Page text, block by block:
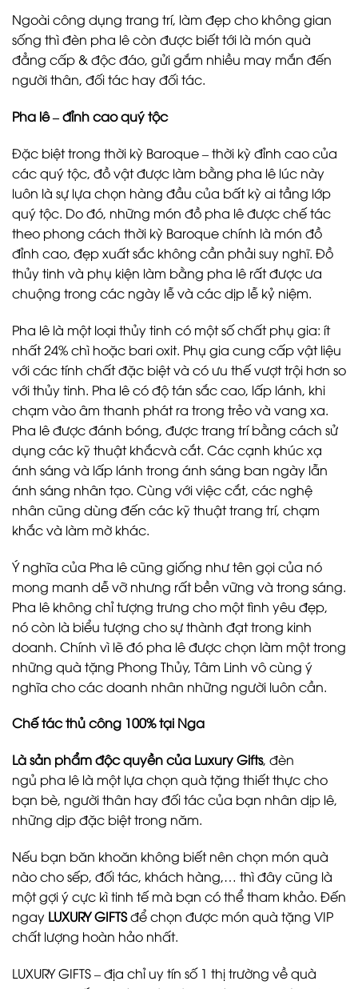
Ngoài công dụng trang trí, làm đẹp cho không gian
sống thì đèn pha lê còn được biết tới là món quà
đẳng cấp & độc đáo, gửi gắm nhiều may mắn đến
người thân, đối tác hay đối tác.
Pha lê – đỉnh cao quý tộc
Đặc biệt trong thời kỳ Baroque – thời kỳ đỉnh cao của
các quý tộc, đồ vật được làm bằng pha lê lúc này
luôn là sự lựa chọn hàng đầu của bất kỳ ai tầng lớp
quý tộc. Do đó, những món đồ pha lê được chế tác
theo phong cách thời kỳ Baroque chính là món đồ
đỉnh cao, đẹp xuất sắc không cần phải suy nghĩ. Đồ
thủy tinh và phụ kiện làm bằng pha lê rất được ưa
chuộng trong các ngày lễ và các dịp lễ kỷ niệm.
Pha lê là một loại thủy tinh có một số chất phụ gia: ít
nhất 24% chì hoặc bari oxit. Phụ gia cung cấp vật liệu
với các tính chất đặc biệt và có ưu thế vượt trội hơn so
với thủy tinh. Pha lê có độ tán sắc cao, lấp lánh, khi
chạm vào âm thanh phát ra trong trẻo và vang xa.
Pha lê được đánh bóng, được trang trí bằng cách sử
dụng các kỹ thuật khắcvà cắt. Các cạnh khúc xạ
ánh sáng và lấp lánh trong ánh sáng ban ngày lẫn
ánh sáng nhân tạo. Cùng với việc cắt, các nghệ
nhân cũng dùng đến các kỹ thuật trang trí, chạm
khắc và làm mờ khác.
Ý nghĩa của Pha lê cũng giống như tên gọi của nó
mong manh dễ vỡ nhưng rất bền vững và trong sáng.
Pha lê không chỉ tượng trưng cho một tình yêu đẹp,
nó còn là biểu tượng cho sự thành đạt trong kinh
doanh. Chính vì lẽ đó pha lê được chọn làm một trong
những quà tặng Phong Thủy, Tâm Linh vô cùng ý
nghĩa cho các doanh nhân những người luôn cần.
Chế tác thủ công 100% tại Nga
Là sản phẩm độc quyền của Luxury Gifts, đèn
ngủ pha lê là một lựa chọn quà tặng thiết thực cho
bạn bè, người thân hay đối tác của bạn nhân dịp lê,
những dịp đặc biệt trong năm.
Nếu bạn băn khoăn không biết nên chọn món quà
nào cho sếp, đối tác, khách hàng,… thì đây cũng là
một gợi ý cực kì tinh tế mà bạn có thể tham khảo. Đến
ngay LUXURY GIFTSđể chọn được món quà tặng VIP
chất lượng hoàn hảo nhất.
LUXURY GIFTS – địa chỉ uy tín số 1 thị trường về quà